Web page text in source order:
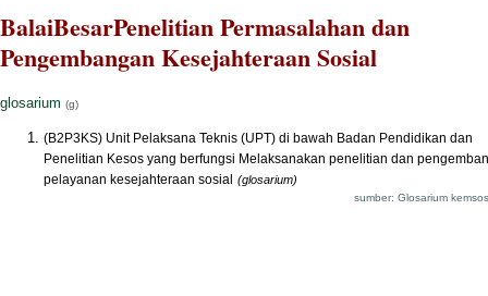
BalaiBesarPenelitian Permasalahan dan
Pengembangan Kesejahteraan Sosial
glosarium (g)
(B2P3KS) Unit Pelaksana Teknis (UPT) di bawah Badan Pendidikan dan
Penelitian Kesos yang berfungsi Melaksanakan penelitian dan
pelayanan kesejahteraan sosial (glosarium)
sumber: Glosarium